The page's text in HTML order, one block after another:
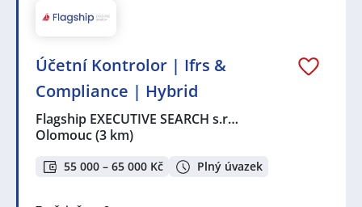
Účetní Kontrolor | Ifrs &
Compliance | Hybrid
Flagship EXECUTIVE SEARCH s.r…
Olomouc(3 km)
55 000 – 65 000 Kč Plný úvazek